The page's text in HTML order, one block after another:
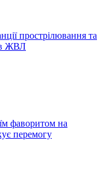
прострілювання та
в ЖВЛ
фаворитом на
перемогу